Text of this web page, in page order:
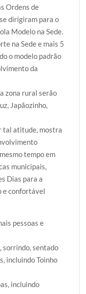
Ordens de
dirigiram para o
Modelo na Sede.
na Sede e mais 5
o modelo padrão
da
zona rural serão
Japãozinho,
tal atitude, mostra
tempo em
municipais,
Dias para a
e confortável